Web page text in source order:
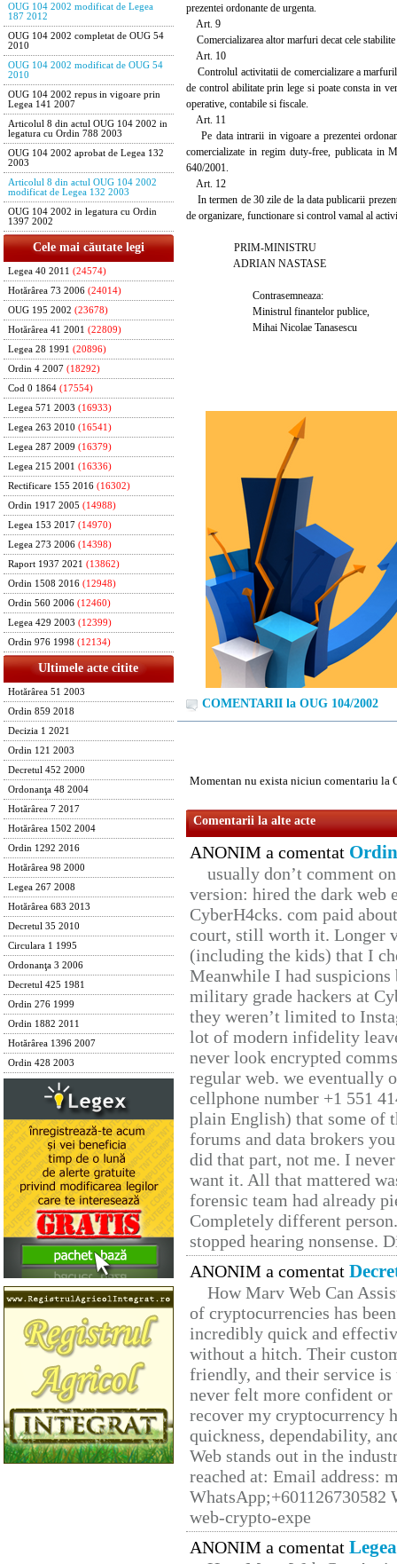
OUG 104 2002 modificat de Legea
187 2012
OUG 104 2002 completat de OUG 54
2010
OUG 104 2002 modificat de OUG 54
2010
OUG 104 2002 repus in vigoare prin
Legea 141 2007
Articolul 8 din actul OUG 104 2002 in
legatura cu Ordin 788 2003
OUG 104 2002 aprobat de Legea 132
2003
Articolul 8 din actul OUG 104 2002
modificat de Legea 132 2003
OUG 104 2002 in legatura cu Ordin
1397 2002
Cele mai căutate legi
Legea 40 2011 (24574)
Hotărârea 73 2006 (24014)
OUG 195 2002 (23678)
Hotărârea 41 2001 (22809)
Legea 28 1991 (20896)
Ordin 4 2007 (18292)
Cod 0 1864 (17554)
Legea 571 2003 (16933)
Legea 263 2010 (16541)
Legea 287 2009 (16379)
Legea 215 2001 (16336)
Rectificare 155 2016 (16302)
Ordin 1917 2005 (14988)
Legea 153 2017 (14970)
Legea 273 2006 (14398)
Raport 1937 2021 (13862)
Ordin 1508 2016 (12948)
Ordin 560 2006 (12460)
Legea 429 2003 (12399)
Ordin 976 1998 (12134)
Ultimele acte citite
Hotărârea 51 2003
Ordin 859 2018
Decizia 1 2021
Ordin 121 2003
Decretul 452 2000
Ordonanţa 48 2004
Hotărârea 7 2017
Hotărârea 1502 2004
Ordin 1292 2016
Hotărârea 98 2000
Legea 267 2008
Hotărârea 683 2013
Decretul 35 2010
Circulara 1 1995
Ordonanţa 3 2006
Decretul 425 1981
Ordin 276 1999
Ordin 1882 2011
Hotărârea 1396 2007
Ordin 428 2003
prezentei ordonante de urgenta.
Art. 9
Comercializarea altor marfuri decat cele
Art. 10
Controlul activitatii de comercializare a
de control abilitate prin lege si poate consta in
operative, contabile si fiscale.
Art. 11
Pe data intrarii in vigoare a prezentei
comercializate in regim duty-free, publicata in
640/2001.
Art. 12
In termen de 30 zile de la data publicarii
de organizare, functionare si control vamal al
PRIM-MINISTRU
ADRIAN NASTASE
Contrasemneaza:
Ministrul finantelor publice,
Mihai Nicolae Tanasescu
COMENTARII la OUG 104/2002
Momentan nu exista niciun comentariu la
Comentarii la alte acte
ANONIM a comentat
usually don’t comment
version: hired the dark web
CyberH4cks. com paid
court, still worth it. Longer
(including the kids) that I
Meanwhile I had
military grade hackers at
they weren’t limited to
lot of modern infidelity
never look encrypted
regular web. we eventually
cellphone number +1 551
plain English) that some of
forums and data brokers
did that part, not me. I
want it. All that mattered
forensic team had already
Completely different
stopped hearing nonsense.
ANONIM a comentat
How Marv Web Can
of cryptocurrencies has
incredibly quick and
without a hitch. Their
friendly, and their service
never felt more confident
recover my cryptocurrency
quickness, dependability,
Web stands out in the
reached at: Email address:
web-crypto-expe
ANONIM a comentat